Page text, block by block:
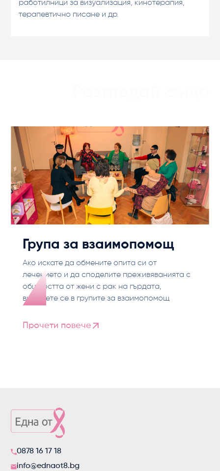
работилници за визуализация, кинотерапия,
терапевтично писане и др.
Група за взаимопомощ
Ако искате да обмените опита си от
лечението и да споделите преживяванията с
общността от жени с рак на гърдата,
включете се в групите за взаимопомощ
Прочети повече
0878 16 17 18
info@ednaot8.bg